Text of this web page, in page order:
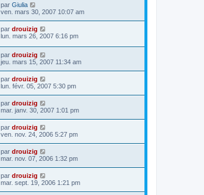
par Giulia
ven. mars 30, 2007 10:07 am
par drouizig
lun. mars 26, 2007 6:16 pm
par drouizig
jeu. mars 15, 2007 11:34 am
par drouizig
lun. févr. 05, 2007 5:30 pm
par drouizig
mar. janv. 30, 2007 1:01 pm
par drouizig
ven. nov. 24, 2006 5:27 pm
par drouizig
mar. nov. 07, 2006 1:32 pm
par drouizig
mar. sept. 19, 2006 1:21 pm